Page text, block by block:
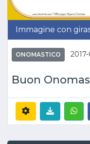
Immagine con
ONOMASTICO
Buon